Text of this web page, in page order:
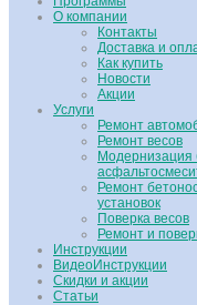
О компании
Контакты
Доставка и
Как купить
Новости
Акции
Услуги
Ремонт
Ремонт весов
Модернизация
Ремонт
установок
Поверка весов
Ремонт и
Инструкции
ВидеоИнструкции
Скидки и акции
Статьи